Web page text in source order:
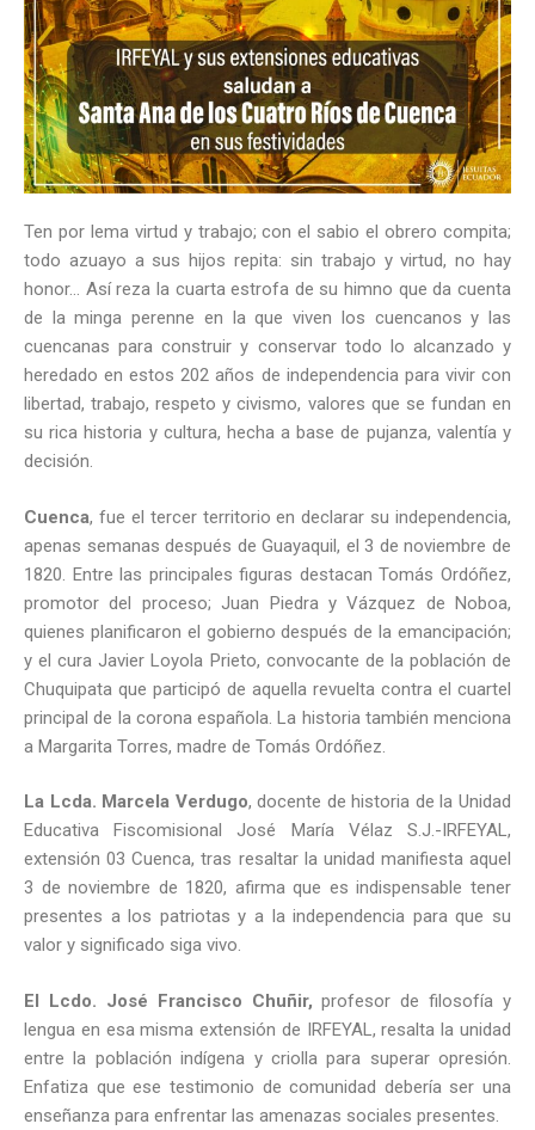
Ten por lema virtud y trabajo; con el sabio el obrero compita;
todo azuayo a sus hijos repita: sin trabajo y virtud, no hay
honor… Así reza la cuarta estrofa de su himno que da cuenta
de la minga perenne en la que viven los cuencanos y las
cuencanas para construir y conservar todo lo alcanzado y
heredado en estos 202 años de independencia para vivir con
libertad, trabajo, respeto y civismo, valores que se fundan en
su rica historia y cultura, hecha a base de pujanza, valentía y
decisión.
Cuenca, fue el tercer territorio en declarar su independencia,
apenas semanas después de Guayaquil, el 3 de noviembre de
1820. Entre las principales figuras destacan Tomás Ordóñez,
promotor del proceso; Juan Piedra y Vázquez de Noboa,
quienes planificaron el gobierno después de la emancipación;
y el cura Javier Loyola Prieto, convocante de la población de
Chuquipata que participó de aquella revuelta contra el cuartel
principal de la corona española. La historia también menciona
a Margarita Torres, madre de Tomás Ordóñez.
La Lcda. Marcela Verdugo, docente de historia de la Unidad
Educativa Fiscomisional José María Vélaz S.J.-IRFEYAL,
extensión 03 Cuenca, tras resaltar la unidad manifiesta aquel
3 de noviembre de 1820, afirma que es indispensable tener
presentes a los patriotas y a la independencia para que su
valor y significado siga vivo.
El Lcdo. José Francisco Chuñir, profesor de filosofía y
lengua en esa misma extensión de IRFEYAL, resalta la unidad
entre la población indígena y criolla para superar opresión.
Enfatiza que ese testimonio de comunidad debería ser una
enseñanza para enfrentar las amenazas sociales presentes.